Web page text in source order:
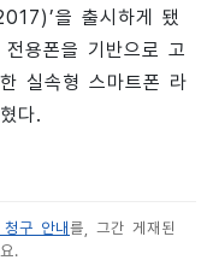
을 출시하게 됐
용폰을 기반으로 고
실속형 스마트폰 라
다.
구 안내 를, 그간 게재된
.